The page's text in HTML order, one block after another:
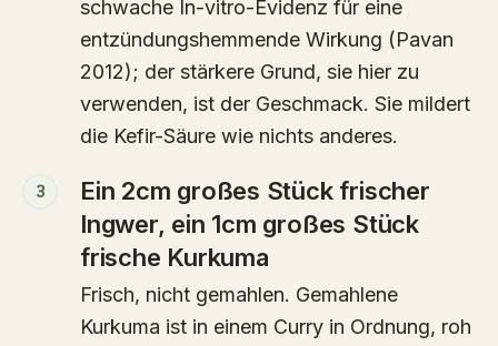
schwache In-vitro-Evidenz für eine
entzündungshemmende Wirkung (Pavan
2012); der stärkere Grund, sie hier zu
verwenden, ist der Geschmack. Sie mildert
die Kefir-Säure wie nichts anderes.
3
Ein 2cm großes Stück frischer
Ingwer, ein 1cm großes Stück
frische Kurkuma
Frisch, nicht gemahlen. Gemahlene
Kurkuma ist in einem Curry in Ordnung, roh